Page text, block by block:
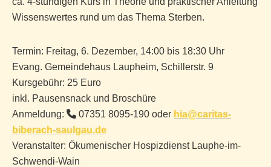
Wissenswertes rund um das Thema Sterben.
Termin: Freitag, 6. Dezember, 14:00 bis 18:30 Uhr
Evang. Gemeindehaus Laupheim, Schillerstr. 9
Kursgebühr: 25 Euro
inkl. Pausensnack und Broschüre
Anmeldung:
07351 8095-190 oder hia@caritas-
biberach-saulgau.de
Veranstalter: Ökumenischer Hospizdienst Lauphe-im-
Schwendi-Wain